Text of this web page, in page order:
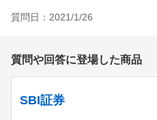
質問日： 2021/1/26
質問や回答に登場した商品
SBI証券